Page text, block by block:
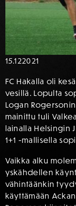
15.122021
FC Hakalla oli
vesillä. Lopulta
Logan
mainittu tuli
lainalla Helsingin
1+1 -mallisella
Vaikka alku
yskähdellen
vähintäänkin
käyttämään